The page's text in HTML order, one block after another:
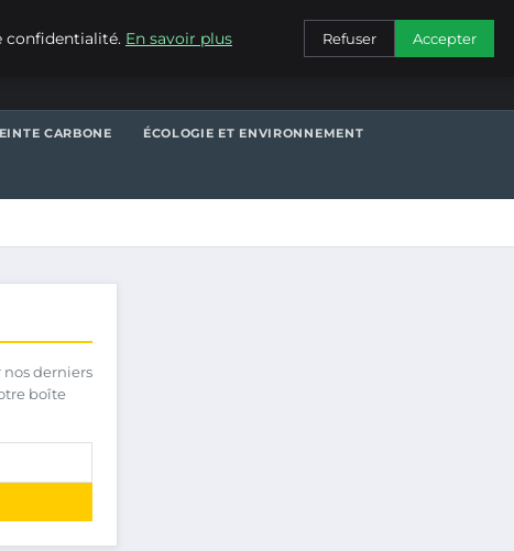
CONTACT
CARBONE ÉCOLOGIE ET ENVIRONNEMENT
nos derniers
boîte
confidentialité. En savoir plus Refuser Accepter